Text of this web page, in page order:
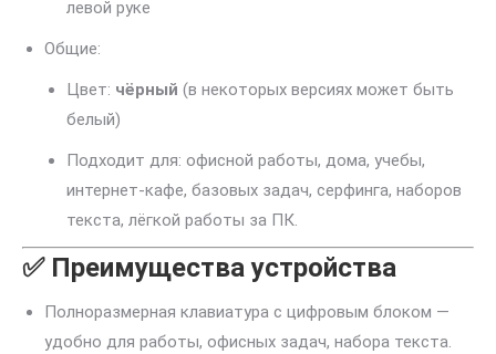
левой руке
Общие:
Цвет: чёрный (в некоторых версиях может быть
белый)
Подходит для: офисной работы, дома, учебы,
интернет-кафе, базовых задач, серфинга, наборов
текста, лёгкой работы за ПК.
✅ Преимущества устройства
Полноразмерная клавиатура с цифровым блоком —
удобно для работы, офисных задач, набора текста.